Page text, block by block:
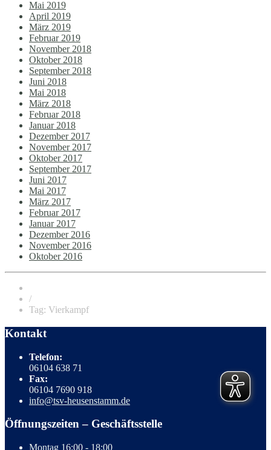
Mai 2019
April 2019
März 2019
Februar 2019
November 2018
Oktober 2018
September 2018
Juni 2018
Mai 2018
März 2018
Februar 2018
Januar 2018
Dezember 2017
November 2017
Oktober 2017
September 2017
Juni 2017
Mai 2017
März 2017
Februar 2017
Januar 2017
Dezember 2016
November 2016
Oktober 2016
/
Tag: Vierkampf
Kontakt
Telefon:
06104 638 71
Fax:
06104 7690 918
info@tsv-heusenstamm.de
Öffnungszeiten – Geschäftsstelle
Montag 16:00 - 18:00